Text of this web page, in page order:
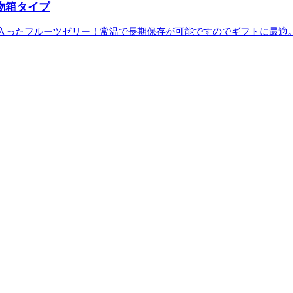
箱タイプ
ったフルーツゼリー！常温で長期保存が可能ですのでギフトに最適。